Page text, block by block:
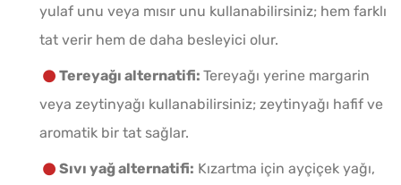
yulaf unu veya mısır unu kullanabilirsiniz; hem farklı
tat verir hem de daha besleyici olur.
Tereyağı alternatifi: Tereyağı yerine margarin
veya zeytinyağı kullanabilirsiniz; zeytinyağı hafif ve
aromatik bir tat sağlar.
Sıvı yağ alternatifi: Kızartma için ayçiçek yağı,